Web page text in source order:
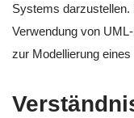
Systems darzustellen.
Verwendung von
zur Modellierung